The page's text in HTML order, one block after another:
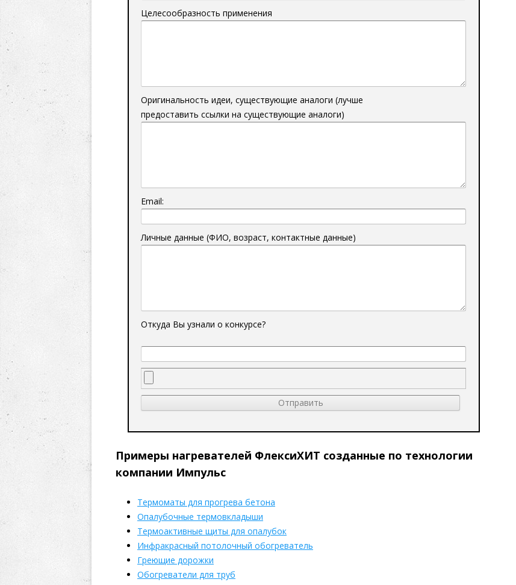
Целесообразность применения
Оригинальность идеи, существующие аналоги (лучше
предоставить ссылки на существующие аналоги)
Email:
Личные данные (ФИО, возраст, контактные данные)
Откуда Вы узнали о конкурсе?
Примеры нагревателей ФлексиХИТ созданные по технологии
компании Импульс
Термоматы для прогрева бетона
Опалубочные термовкладыши
Термоактивные щиты для опалубок
Инфракрасный потолочный обогреватель
Греющие дорожки
Обогреватели для труб